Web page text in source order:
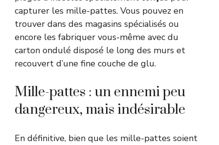
capturer les mille-pattes. Vous pouvez en
trouver dans des magasins spécialisés ou
encore les fabriquer vous-même avec du
carton ondulé disposé le long des murs et
recouvert d’une fine couche de glu.
Mille-pattes : un ennemi peu
dangereux, mais indésirable
En définitive, bien que les mille-pattes soient